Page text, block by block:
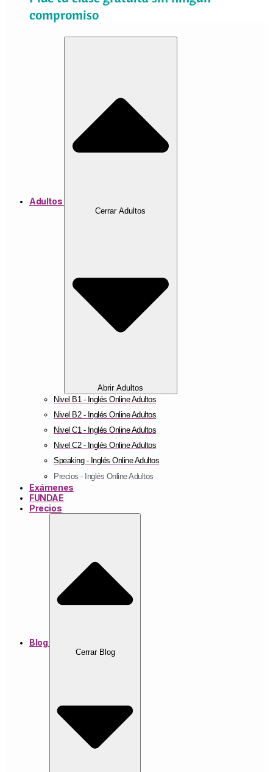
compromiso
Adultos
Cerrar Adultos
Abrir Adultos
Nivel B1 - Inglés Online Adultos
Nivel B2 - Inglés Online Adultos
Nivel C1 - Inglés Online Adultos
Nivel C2 - Inglés Online Adultos
Speaking - Inglés Online Adultos
Precios - Inglés Online Adultos
Exámenes
FUNDAE
Precios
Blog
Cerrar Blog